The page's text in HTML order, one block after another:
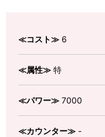
≪コスト≫ 6
≪属性≫ 特
≪パワー≫ 7000
≪カウンター≫ -